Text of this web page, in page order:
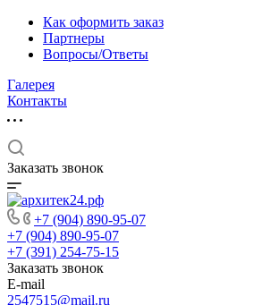
Как оформить заказ
Партнеры
Вопросы/Ответы
Галерея
Контакты
Заказать звонок
+7 (904) 890-95-07
+7 (904) 890-95-07
+7 (391) 254-75-15
Заказать звонок
E-mail
2547515@mail.ru